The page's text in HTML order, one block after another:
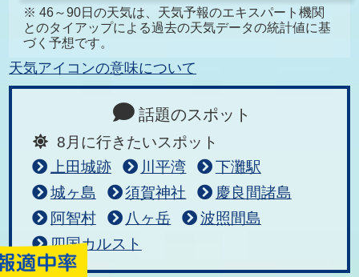
※ 46～90日の天気は、天気予報のエキスパート機関
とのタイアップによる過去の天気データの統計値に基
づく予想です。
天気アイコンの意味について
話題のスポット
8月に行きたいスポット
上田城跡
川平湾
下灘駅
城ヶ島
須賀神社
慶良間諸島
阿智村
八ヶ岳
波照間島
四国カルスト